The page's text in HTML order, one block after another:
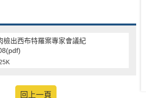
檢出西布特羅案專家會議紀
回上一頁